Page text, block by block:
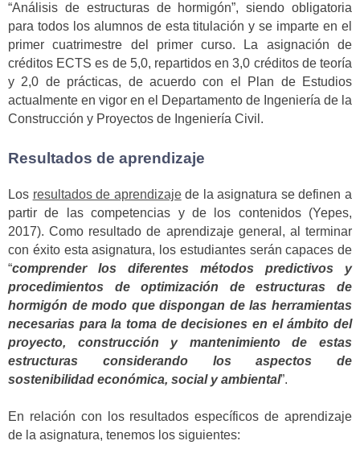
“Análisis de estructuras de hormigón”, siendo obligatoria
para todos los alumnos de esta titulación y se imparte en el
primer cuatrimestre del primer curso. La asignación de
créditos ECTS es de 5,0, repartidos en 3,0 créditos de teoría
y 2,0 de prácticas, de acuerdo con el Plan de Estudios
actualmente en vigor en el Departamento de Ingeniería de la
Construcción y Proyectos de Ingeniería Civil.
Resultados de aprendizaje
Los resultados de aprendizajede la asignatura se definen a
partir de las competencias y de los contenidos (Yepes,
2017). Como resultado de aprendizaje general, al terminar
con éxito esta asignatura, los estudiantes serán capaces de
“comprender los diferentes métodos predictivos y
procedimientos de optimización de estructuras de
hormigón de modo que dispongan de las herramientas
necesarias para la toma de decisiones en el ámbito del
proyecto, construcción y mantenimiento de estas
estructuras considerando los aspectos de
sostenibilidad económica, social y ambiental”.
En relación con los resultados específicos de aprendizaje
de la asignatura, tenemos los siguientes: